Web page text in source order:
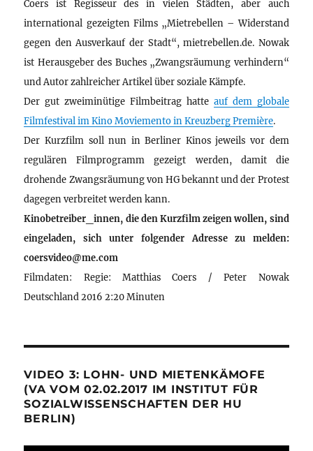
Coers ist Regisseur des in vielen Städten, aber auch
international gezeigten Films „Mietrebellen – Widerstand
gegen den Ausverkauf der Stadt“, mietrebellen.de. Nowak
ist Herausgeber des Buches „Zwangsräumung verhindern“
und Autor zahlreicher Artikel über soziale Kämpfe.
Der gut zweiminütige Filmbeitrag hatte auf dem globale
Filmfestival im Kino Moviemento in Kreuzberg Première.
Der Kurzfilm soll nun in Berliner Kinos jeweils vor dem
regulären Filmprogramm gezeigt werden, damit die
drohende Zwangsräumung von HG bekannt und der Protest
dagegen verbreitet werden kann.
Kinobetreiber_innen, die den Kurzfilm zeigen wollen, sind
eingeladen, sich unter folgender Adresse zu melden:
coersvideo@me.com
Filmdaten: Regie: Matthias Coers / Peter Nowak
Deutschland 2016 2:20 Minuten
VIDEO 3: LOHN- UND MIETENKÄMOFE
(VA VOM 02.02.2017 IM INSTITUT FÜR
SOZIALWISSENSCHAFTEN DER HU
BERLIN)